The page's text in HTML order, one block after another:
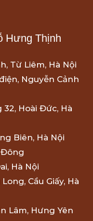
Hưng Thịnh
Từ Liêm, Hà Nội
Nguyễn Cảnh
Hoài Đức, Hà
Biên, Hà Nội
Đông
Hà Nội
Cầu Giấy, Hà
Lâm, Hưng Yên